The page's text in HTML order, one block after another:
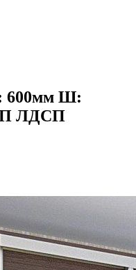
600мм Ш:
ЛДСП